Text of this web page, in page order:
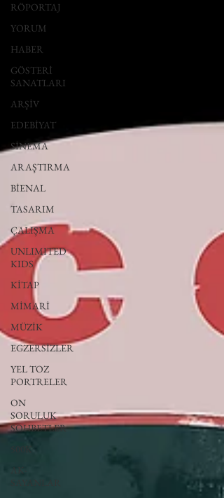
RÖPORTAJ
YORUM
HABER
GÖSTERİ
SANATLARI
ARŞİV
EDEBİYAT
SİNEMA
ARAŞTIRMA
BİENAL
TASARIM
ÇALIŞMA
UNLIMITED
KIDS
KİTAP
MİMARİ
MÜZİK
EGZERSİZLER
YEL TOZ
PORTRELER
ON
SORULUK
SOHBETLER
500K
AK-
SAYANLAR